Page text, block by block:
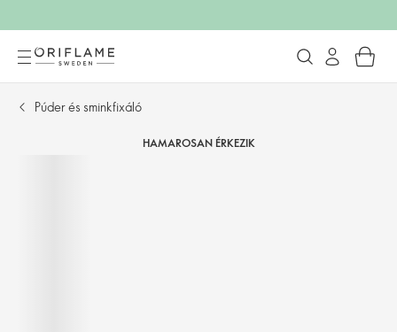
Púder és sminkfixáló
HAMAROSAN ÉRKEZIK